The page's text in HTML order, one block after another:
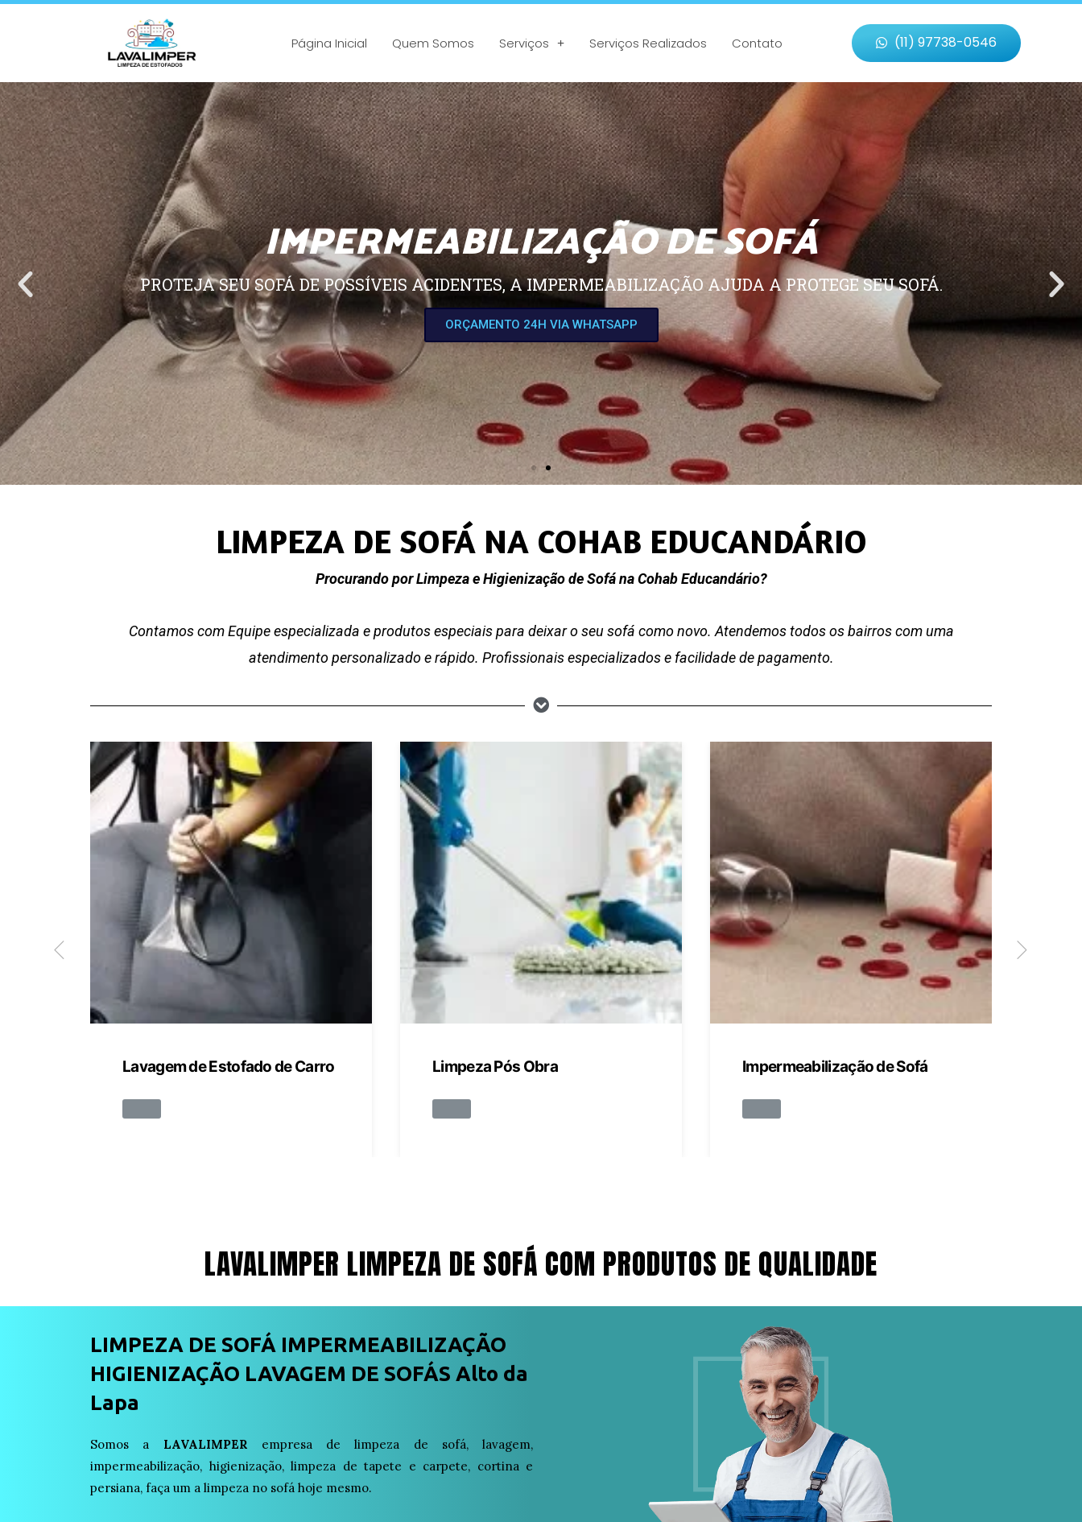
Página Inicial Quem Somos Serviços Serviços Realizados Contato (11) 97738-0546
IMPERMEABILIZAÇÃO DE SOFÁ
PROTEJA SEU SOFÁ DE POSSÍVEIS ACIDENTES, A IMPERMEABILIZAÇÃO AJUDA A PROTEGE SEU SOFÁ.
ORÇAMENTO 24H VIA WHATSAPP
LIMPEZA DE SOFÁ NA COHAB EDUCANDÁRIO
Procurando por Limpeza e Higienização de Sofá na Cohab Educandário?
Contamos com Equipe especializada e produtos especiais para deixar o seu sofá como novo. Atendemos todos os bairros com uma
atendimento personalizado e rápido. Profissionais especializados e facilidade de pagamento.
Lavagem de Estofado de Carro Limpeza Pós Obra Impermeabilização de Sofá
LAVALIMPER LIMPEZA DE SOFÁ COM PRODUTOS DE QUALIDADE
LIMPEZA DE SOFÁ IMPERMEABILIZAÇÃO
HIGIENIZAÇÃO LAVAGEM DE SOFÁS Alto da
Lapa
Somos a LAVALIMPER empresa de limpeza de sofá, lavagem,
impermeabilização, higienização, limpeza de tapete e carpete, cortina e
persiana, faça um a limpeza no sofá hoje mesmo.